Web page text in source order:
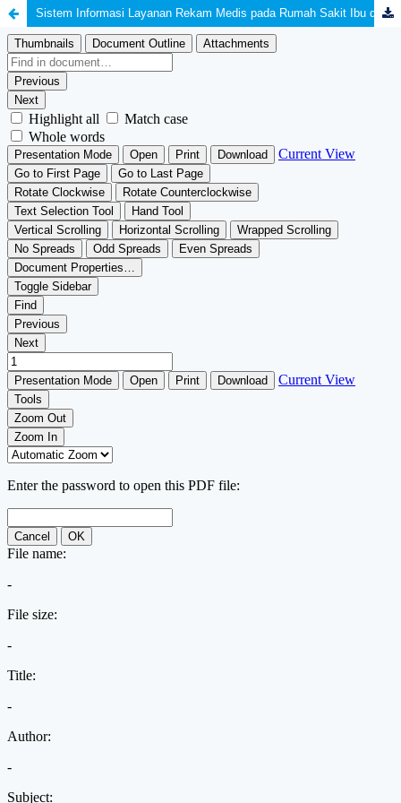
Sistem Informasi Layanan Rekam Medis pada Rumah Sakit Ibu dan Anak Budi Medika Daerah Kabupaten Kolaka